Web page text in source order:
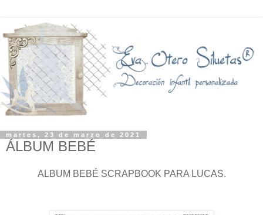
martes, 23 de marzo de 2021
ÁLBUM BEBÉ
ALBUM BEBÉ SCRAPBOOK PARA LUCAS.